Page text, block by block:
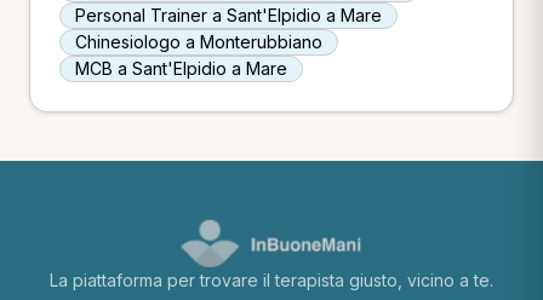
Personal Trainer a Sant'Elpidio a Mare
Chinesiologo a Monterubbiano
MCB a Sant'Elpidio a Mare
La piattaforma per trovare il terapista giusto, vicino a te.